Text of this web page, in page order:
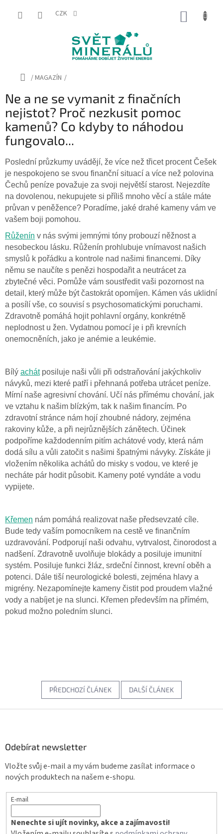
CZK
Domů
/MAGAZÍN /
Ne a ne se vymanit z finačních
nejistot? Proč nezkusit pomoc
kamenů? Co kdyby to náhodou
fungovalo...
Poslední průzkumy uvádějí, že více než třicet procent Češek
je nespokojeno se svou finanční situací a více než polovina
Čechů peníze považuje za svoji největší starost. Nejezdíte
na dovolenou, nekupujete si příliš mnoho věcí a stále máte
průvan v peněžence? Poradíme, jaké drahé kameny vám ve
vašem boji pomohou.
Růženín v nás svými jemnými tóny probouzí něžnost a
nesobeckou lásku. Růženín prohlubuje vnímavost našich
smyslů k pořádku a kontrole nad našimi financemi. Díky
němu se naučíte s penězi hospodařit a neutrácet za
zbytečné věci. Pomůže vám soustředit vaši pozornost na
detail, který může být častokrát opomíjen. Kámen vás uklidní
a posílí vše, co souvisí s psychosomatickými poruchami.
Zdravotně pomáhá hojit pohlavní orgány, konkrétně
neplodnost u žen. Vydatnou pomocí je i při krevních
onemocněních, jako je anémie a leukémie.
Bílý achátposiluje naši vůli při odstraňování jakýchkoliv
návyků, mezi které patří i přehnaná potřeba utrácet peníze.
Mírní naše agresivní chování. Učí nás přímému chování, jak
ve vztahu k našim blízkým, tak k našim financím. Po
zdravotní stránce nám hojí zhoubné nádory, zejména
rakoviny kůže, a při nejrůznějších zánětech. Účinek
podpoříme každodenním pitím achátové vody, která nám
dodá sílu a vůli zatočit s našimi špatnými návyky. Získáte ji
vložením několika achátů do misky s vodou, ve které je
necháte pár hodit působit. Kameny poté vyndáte a vodu
vypijete.
Křemen nám pomáhá realizovat naše předsevzaté cíle.
Bude tedy vaším pomocníkem na cestě ve finančním
uzdravování. Podporují naši odvahu, vytrvalost, činorodost a
nadšení. Zdravotně uvolňuje blokády a posiluje imunitní
systém. Posiluje funkci žláz, srdeční činnost, krevní oběh a
potenci. Dále tiší neurologické bolesti, zejména hlavy a
migrény. Nezapomínejte kameny čistit pod proudem vlažné
vody a nabíjet je na slunci. Křemen především na přímém,
pokud možno poledním slunci.
PŘEDCHOZÍ ČLÁNEK DALŠÍ ČLÁNEK
Odebírat newsletter
Vložte svůj e-mail a my vám budeme zasílat informace o
nových produktech na našem e-shopu.
E-mail
Nenechte si ujít novinky, akce a zajímavosti!